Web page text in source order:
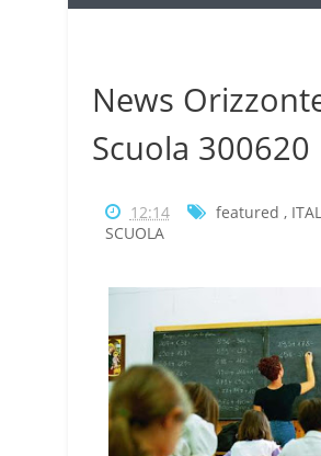
News
Scuola 300620
12:14 featured ,
SCUOLA